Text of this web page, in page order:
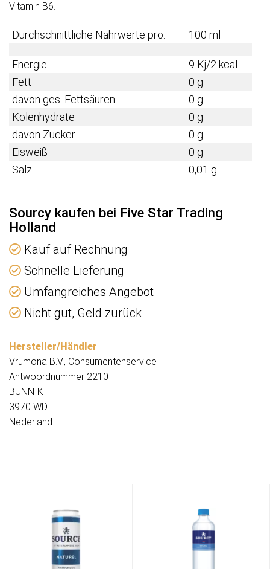
Vitamin B6.
Durchschnittliche Nährwerte pro: 100 ml
Energie
9 Kj/2 kcal
Fett
0 g
davon ges. Fettsäuren
0 g
Kolenhydrate
0 g
davon Zucker
0 g
Eisweiß
0 g
Salz
0,01 g
Sourcy kaufen bei Five Star Trading
Holland
Kauf auf Rechnung
Schnelle Lieferung
Umfangreiches Angebot
Nicht gut, Geld zurück
Hersteller/Händler
​​Vrumona B.V., Consumentenservice
Antwoordnummer 2210
BUNNIK
3970 WD
Nederland